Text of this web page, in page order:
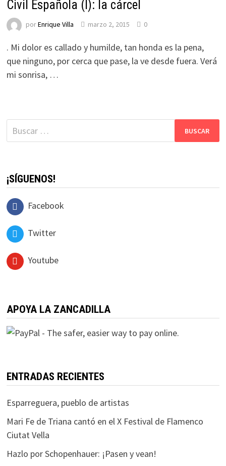
Civil Española (I): la cárcel
porEnrique Villa marzo 2, 2015 0
. Mi dolor es callado y humilde, tan honda es la pena,
que ninguno, por cerca que pase, la ve desde fuera. Verá
mi sonrisa, …
Buscar:
¡SÍGUENOS!
Facebook
Twitter
Youtube
APOYA LA ZANCADILLA
ENTRADAS RECIENTES
Esparreguera, pueblo de artistas
Mari Fe de Triana cantó en el X Festival de Flamenco
Ciutat Vella
Hazlo por Schopenhauer: ¡Pasen y vean!